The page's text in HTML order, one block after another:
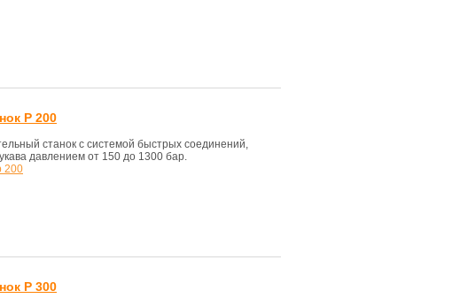
P 200
станок с системой быстрых соединений,
давлением от 150 до 1300 бар.
200
P 300